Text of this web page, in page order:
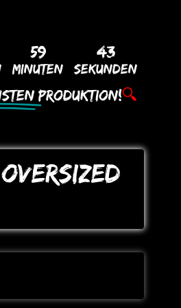
59
Minuten
42
Sekunden
Produktion!🔍